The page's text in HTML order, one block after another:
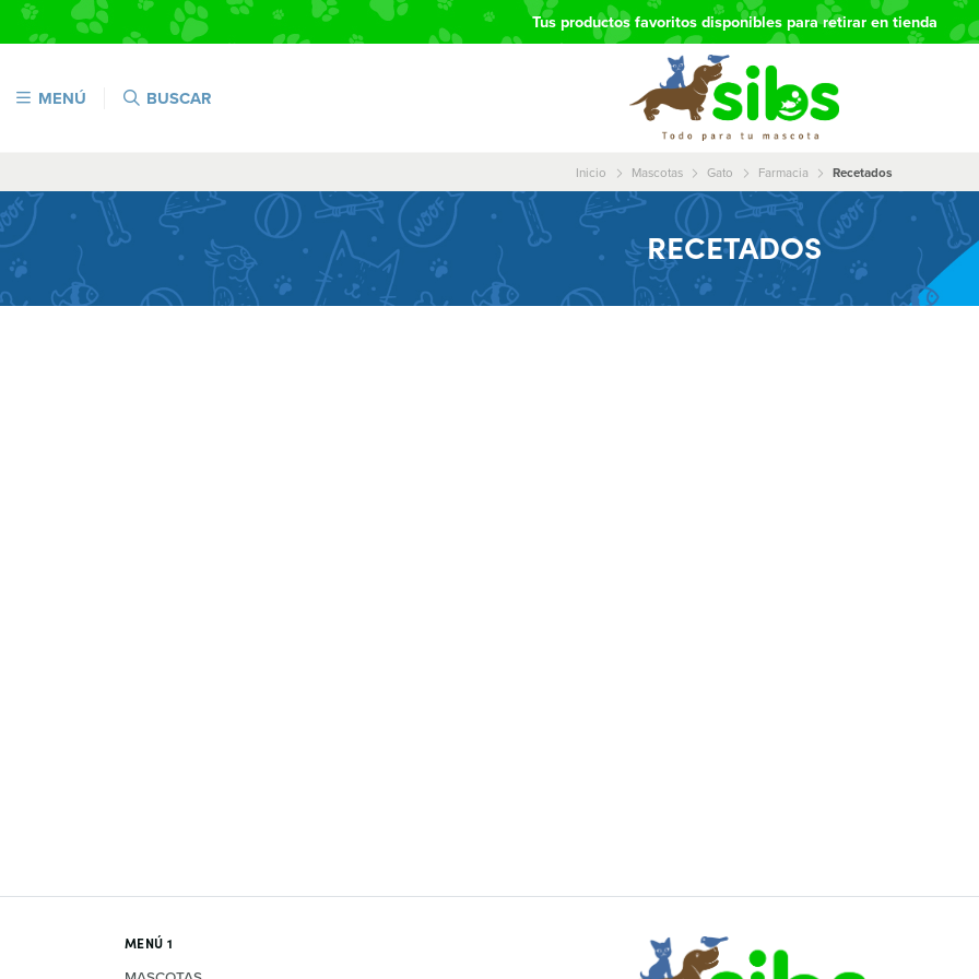
MENÚ BUSCAR
Tus productos favoritos disponibles para retirar en tienda
Inicio Mascotas Gato Farmacia Recetados
RECETADOS
MENÚ 1